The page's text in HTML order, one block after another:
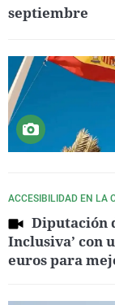
septiembre
ACCESIBILIDAD EN LA
Diputación
Inclusiva’ con
euros para